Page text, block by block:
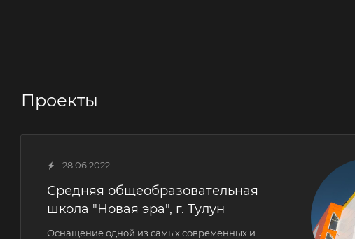
Проекты
28.06.2022
Средняя общеобразовательная
школа "Новая эра", г. Тулун
Оснащение одной из самых современных и